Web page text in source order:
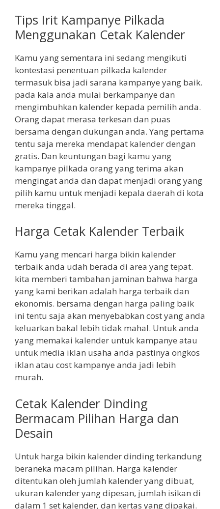
Tips Irit Kampanye Pilkada
Menggunakan Cetak Kalender
Kamu yang sementara ini sedang mengikuti
kontestasi penentuan pilkada kalender
termasuk bisa jadi sarana kampanye yang baik.
pada kala anda mulai berkampanye dan
mengimbuhkan kalender kepada pemilih anda.
Orang dapat merasa terkesan dan puas
bersama dengan dukungan anda. Yang pertama
tentu saja mereka mendapat kalender dengan
gratis. Dan keuntungan bagi kamu yang
kampanye pilkada orang yang terima akan
mengingat anda dan dapat menjadi orang yang
pilih kamu untuk menjadi kepala daerah di kota
mereka tinggal.
Harga Cetak Kalender Terbaik
Kamu yang mencari harga bikin kalender
terbaik anda udah berada di area yang tepat.
kita memberi tambahan jaminan bahwa harga
yang kami berikan adalah harga terbaik dan
ekonomis. bersama dengan harga paling baik
ini tentu saja akan menyebabkan cost yang anda
keluarkan bakal lebih tidak mahal. Untuk anda
yang memakai kalender untuk kampanye atau
untuk media iklan usaha anda pastinya ongkos
iklan atau cost kampanye anda jadi lebih
murah.
Cetak Kalender Dinding
Bermacam Pilihan Harga dan
Desain
Untuk harga bikin kalender dinding terkandung
beraneka macam pilihan. Harga kalender
ditentukan oleh jumlah kalender yang dibuat,
ukuran kalender yang dipesan, jumlah isikan di
dalam 1 set kalender, dan kertas yang dipakai.